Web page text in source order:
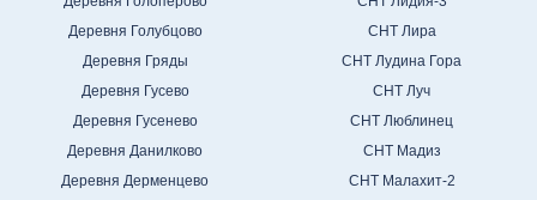
Деревня Голубцово
Деревня Гряды
Деревня Гусево
Деревня Гусенево
Деревня Данилково
Деревня Дерменцево
СНТ Лира
СНТ Лудина Гора
СНТ Луч
СНТ Люблинец
СНТ Мадиз
СНТ Малахит-2